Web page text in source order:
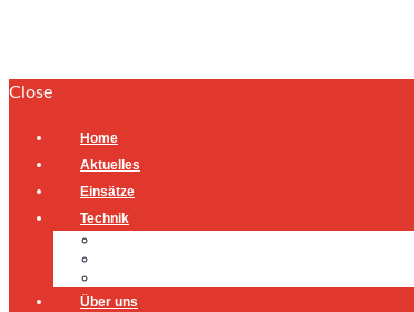
Close
Home
Aktuelles
Einsätze
Technik
Über uns